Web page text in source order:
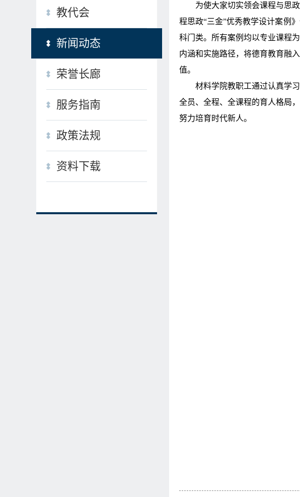
教代会
新闻动态
荣誉长廊
服务指南
政策法规
资料下载
为使大家切实领会课程与思
程思政“三金”优秀教学设计案例
科门类。所有案例均以专业课程
内涵和实施路径，将德育教育融
值。
材料学院教职工通过认真学
全员、全程、全课程的育人格局
努力培育时代新人。